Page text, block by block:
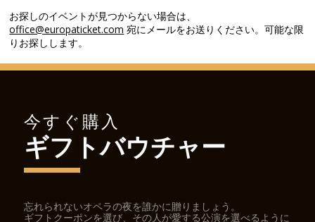
お探しのイベントが見つからない場合は、
office@europaticket.com 宛にメールをお送りください。可能な限
りお探しします。
今すぐ購入
ギフトバウチャー
忘れられないオペラの夜を誰かに贈りましょう。
ギフトクーポンを選び、その人が愛する公演を選べるように